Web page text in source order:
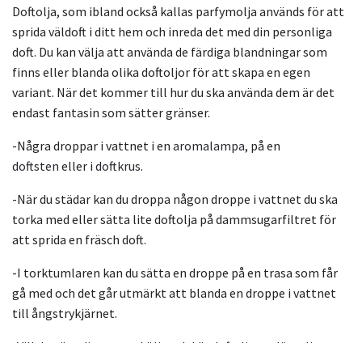
Doftolja, som ibland också kallas parfymolja används för att
sprida väldoft i ditt hem och inreda det med din personliga
doft. Du kan välja att använda de färdiga blandningar som
finns eller blanda olika doftoljor för att skapa en egen
variant. När det kommer till hur du ska använda dem är det
endast fantasin som sätter gränser.
-Några droppar i vattnet i en aromalampa, på en
doftsten eller i doftkrus.
-När du städar kan du droppa någon droppe i vattnet du ska
torka med eller sätta lite doftolja på dammsugarfiltret för
att sprida en fräsch doft.
-I torktumlaren kan du sätta en droppe på en trasa som får
gå med och det går utmärkt att blanda en droppe i vattnet
till ångstrykjärnet.